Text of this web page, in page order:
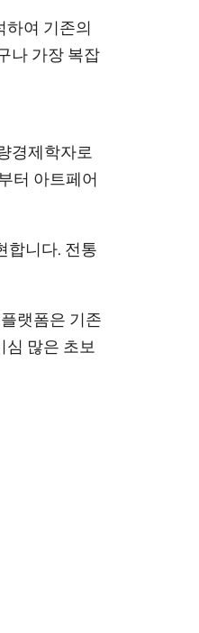
여 기존의
나 가장 복잡
경제학자로
터 아트페어
합니다. 전통
랫폼은 기존
심 많은 초보